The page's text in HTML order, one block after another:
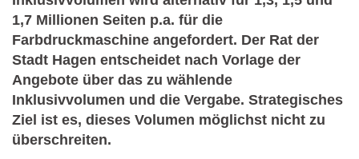
1,7 Millionen Seiten p.a. für die
Farbdruckmaschine angefordert. Der Rat der
Stadt Hagen entscheidet nach Vorlage der
Angebote über das zu wählende
Inklusivvolumen und die Vergabe. Strategisches
Ziel ist es, dieses Volumen möglichst nicht zu
überschreiten.